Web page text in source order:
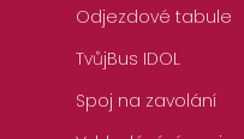
Odjezdové tabule
TvůjBus IDOL
Spoj na zavolání